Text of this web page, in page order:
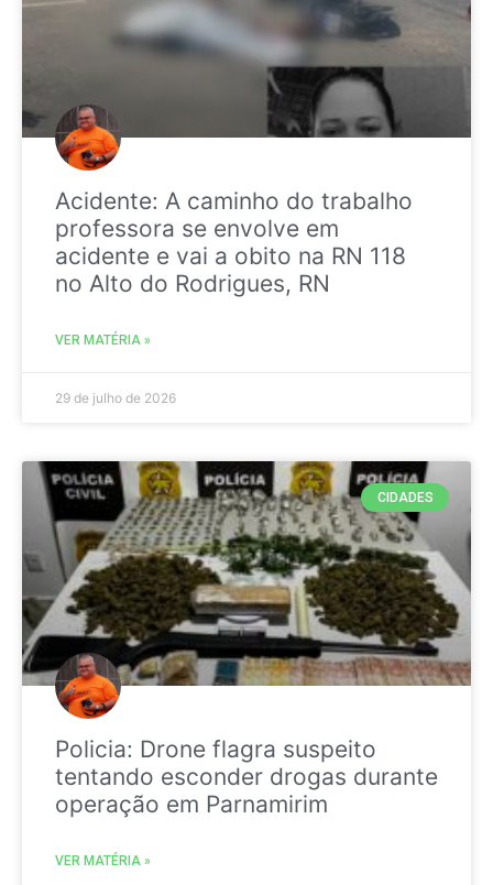
Acidente: A caminho do trabalho
professora se envolve em
acidente e vai a obito na RN 118
no Alto do Rodrigues, RN
VER MATÉRIA »
29 de julho de 2026
CIDADES
Policia: Drone flagra suspeito
tentando esconder drogas durante
operação em Parnamirim
VER MATÉRIA »